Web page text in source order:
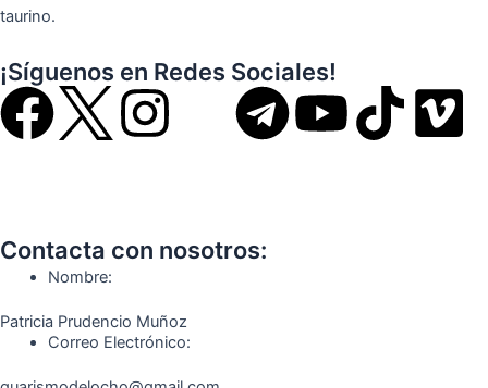
taurino.
¡Síguenos en Redes Sociales!
F
e
b
I
t
a
T
e
Y T V
Contacta con nosotros:
Nombre:
Patricia Prudencio Muñoz
Correo Electrónico: